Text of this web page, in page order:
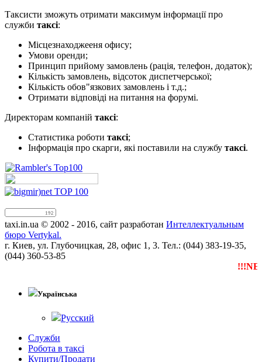
Таксисти зможуть отримати максимум інформації про
служби таксі:
Місцезнаходжееня офису;
Умови оренди;
Принцип прийому замовлень (рація, телефон, додаток);
Кількість замовлень, відсоток диспетчерської;
Кількість обов"язкових замовлень і т.д.;
Отримати відповіді на питання на форумі.
Директорам компаній таксі:
Статистика роботи таксі;
Інформація про скарги, які поставили на службу таксі.
taxi.in.ua © 2002 - 2016, сайт разработан Интеллектуальным
бюро Vertykal.
г. Киев, ул. Глубочицкая, 28, офис 1, 3. Тел.: (044) 383-19-35,
(044) 360-53-85
!!!NEW
Українська
Русский
Служби
Робота в таксі
Купити/Продати